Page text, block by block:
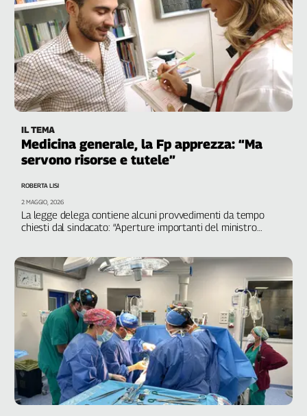
Cgil
Collettiva
Academy
Collettiva
Play
Rubriche
Talk
settimana
Girasoli
Sassolino
Economica
Tech
Inserti
Idea
Diffusa
InFlai
IL TEMA
Medicina generale, la Fp apprezza: “Ma
servono risorse e tutele”
La legge delega contiene alcuni provvedimenti da tempo
chiesti dal sindacato: “Aperture importanti del ministro
ROBERTA LISI
2 MAGGIO, 2026